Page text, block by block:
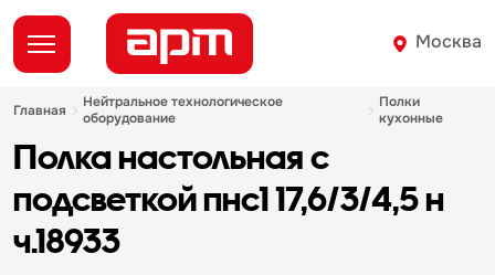
Москва
главная
нейтральное технологическое
оборудование
полки
кухонные
полка настольная с
подсветкой пнс1 17,6/3/4,5 н
ч.18933